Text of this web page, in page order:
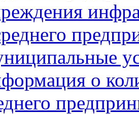
о